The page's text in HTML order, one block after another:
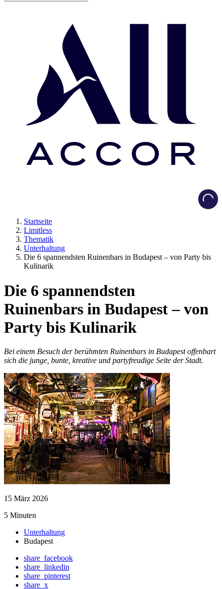
Startseite
Limitless
Thematik
Unterhaltung
Die 6 spannendsten Ruinenbars in Budapest – von Party bis
Kulinarik
Die 6 spannendsten
Ruinenbars in Budapest – von
Party bis Kulinarik
Bei einem Besuch der berühmten Ruinenbars in Budapest offenbart
sich die junge, bunte, kreative und partyfreudige Seite der Stadt.
15 März 2026
5 Minuten
Unterhaltung
Budapest
share_facebook
share_linkedin
share_pinterest
share_x